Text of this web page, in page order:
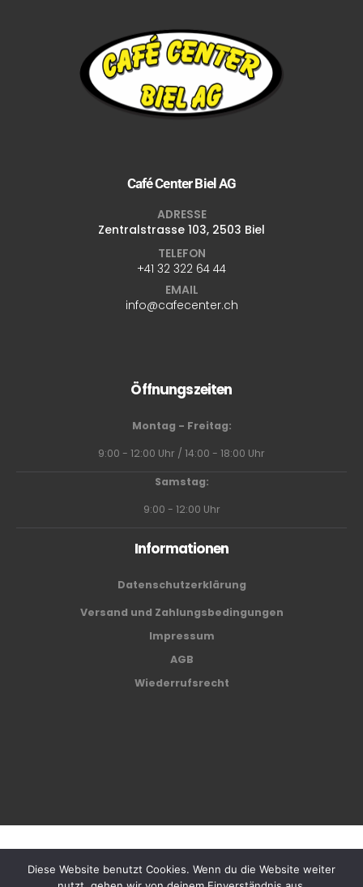
Café Center Biel AG
ADRESSE
Zentralstrasse 103, 2503 Biel
TELEFON
+41 32 322 64 44
EMAIL
info@cafecenter.ch
Öffnungszeiten
Montag - Freitag:
9:00 - 12:00 Uhr / 14:00 - 18:00 Uhr
Samstag:
9:00 - 12:00 Uhr
Informationen
Datenschutzerklärung
Versand und Zahlungsbedingungen
Impressum
AGB
Wiederrufsrecht
Diese Website benutzt Cookies. Wenn du die Website weiter